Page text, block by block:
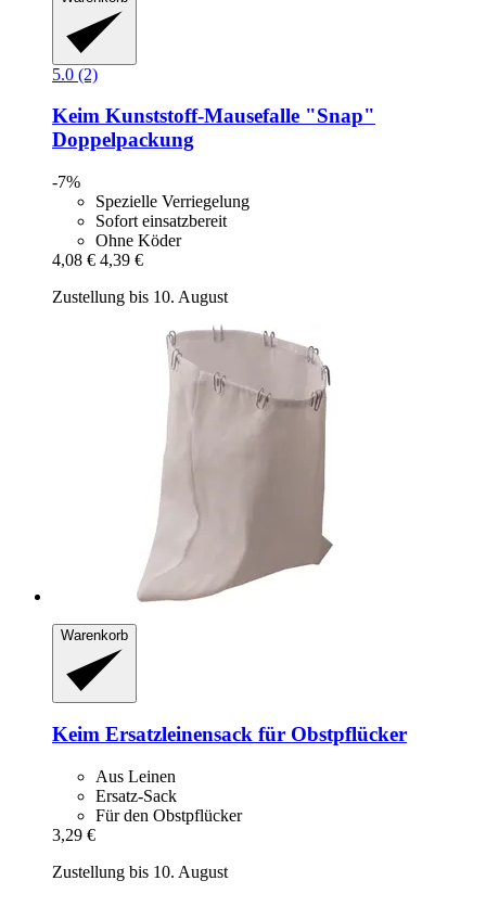
5.0 (2)
Keim Kunststoff-​Mausefalle "Snap"
Doppelpackung
-7%
Spezielle Verriegelung
Sofort einsatzbereit
Ohne Köder
4,08 € 4,39 €
Zustellung bis 10. August
Warenkorb
Keim Ersatzleinensack für Obstpflücker
Aus Leinen
Ersatz-Sack
Für den Obstpflücker
3,29 €
Zustellung bis 10. August